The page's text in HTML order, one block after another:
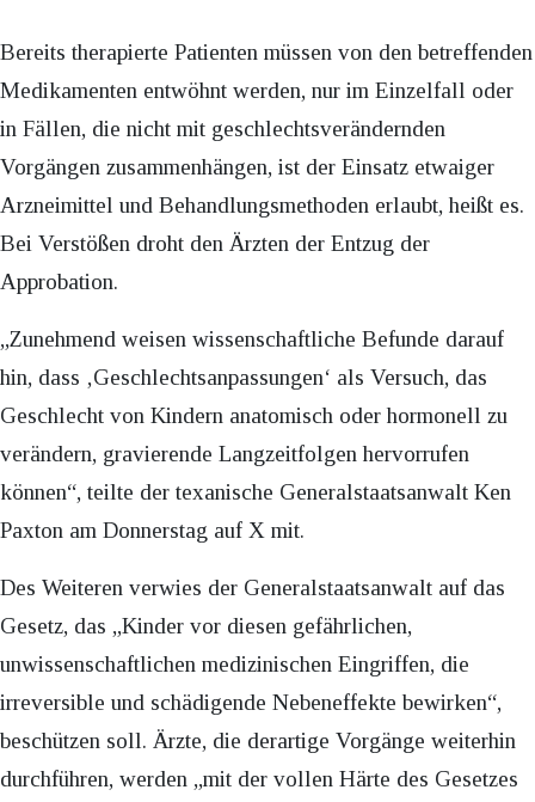
Bereits therapierte Patienten müssen von den betreffenden
Medikamenten entwöhnt werden, nur im Einzelfall oder
in Fällen, die nicht mit geschlechtsverändernden
Vorgängen zusammenhängen, ist der Einsatz etwaiger
Arzneimittel und Behandlungsmethoden erlaubt, heißt es.
Bei Verstößen droht den Ärzten der Entzug der
Approbation.
„Zunehmend weisen wissenschaftliche Befunde darauf
hin, dass ‚Geschlechtsanpassungen‘ als Versuch, das
Geschlecht von Kindern anatomisch oder hormonell zu
verändern, gravierende Langzeitfolgen hervorrufen
können“, teilte der texanische Generalstaatsanwalt Ken
Paxton am Donnerstag auf X mit.
Des Weiteren verwies der Generalstaatsanwalt auf das
Gesetz, das „Kinder vor diesen gefährlichen,
unwissenschaftlichen medizinischen Eingriffen, die
irreversible und schädigende Nebeneffekte bewirken“,
beschützen soll. Ärzte, die derartige Vorgänge weiterhin
durchführen, werden „mit der vollen Härte des Gesetzes